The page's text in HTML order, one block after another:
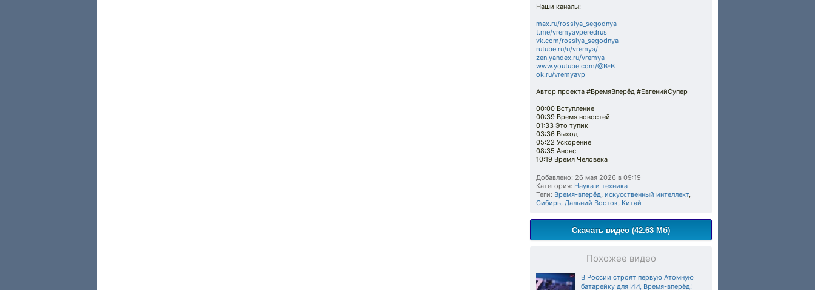
Наши каналы:
max.ru/rossiya_segodnya
t.me/vremyavperedrus
vk.com/rossiya_segodnya
rutube.ru/u/vremya/
zen.yandex.ru/vremya
www.youtube.com/@B-B
ok.ru/vremyavp
Автор проекта #ВремяВперёд #ЕвгенийСупер
00:00 Вступление
00:39 Время новостей
01:33 Это тупик
03:36 Выход
05:22 Ускорение
08:35 Анонс
10:19 Время Человека
Добавлено: 26 мая 2026 в 09:19
Категория: Наука и техника
Теги: Время-вперёд, искусственный интеллект,
Сибирь, Дальний Восток, Китай
Скачать видео (42.63 Мб)
Похожее видео
В России строят первую Атомную
батарейку для ИИ, Время-вперёд!